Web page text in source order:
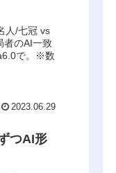
人/七冠 vs
者のAI一致
で。※数
2023.06.29
つAI形